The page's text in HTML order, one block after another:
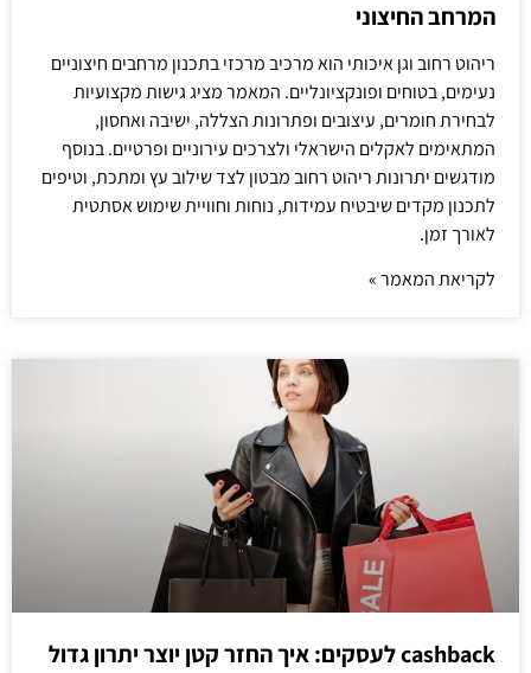
המרחב החיצוני
ריהוט רחוב וגן איכותי הוא מרכיב מרכזי בתכנון מרחבים חיצוניים
נעימים, בטוחים ופונקציונליים. המאמר מציג גישות מקצועיות
לבחירת חומרים, עיצובים ופתרונות הצללה, ישיבה ואחסון,
המתאימים לאקלים הישראלי ולצרכים עירוניים ופרטיים. בנוסף
מודגשים יתרונות ריהוט רחוב מבטון לצד שילוב עץ ומתכת, וטיפים
לתכנון מקדים שיבטיח עמידות, נוחות וחוויית שימוש אסתטית
לאורך זמן.
לקריאת המאמר »
cashback לעסקים: איך החזר קטן יוצר יתרון גדול